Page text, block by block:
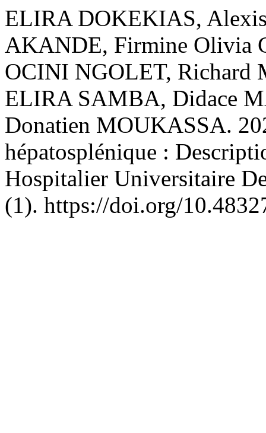
ELIRA DOKEKIAS,
AKANDE, Firmine Olivia
OCINI NGOLET,
ELIRA SAMBA, Didace
Donatien MOUKASSA.
hépatosplénique :
Hospitalier Universitaire
(1). https://doi.org/